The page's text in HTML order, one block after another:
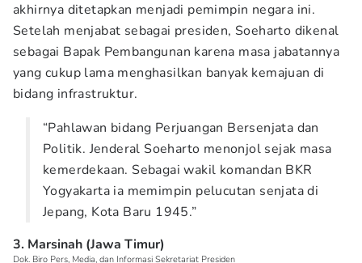
akhirnya ditetapkan menjadi pemimpin negara ini.
Setelah menjabat sebagai presiden, Soeharto dikenal
sebagai Bapak Pembangunan karena masa jabatannya
yang cukup lama menghasilkan banyak kemajuan di
bidang infrastruktur.
“Pahlawan bidang Perjuangan Bersenjata dan
Politik. Jenderal Soeharto menonjol sejak masa
kemerdekaan. Sebagai wakil komandan BKR
Yogyakarta ia memimpin pelucutan senjata di
Jepang, Kota Baru 1945.”
3. Marsinah (Jawa Timur)
Dok. Biro Pers, Media, dan Informasi Sekretariat Presiden